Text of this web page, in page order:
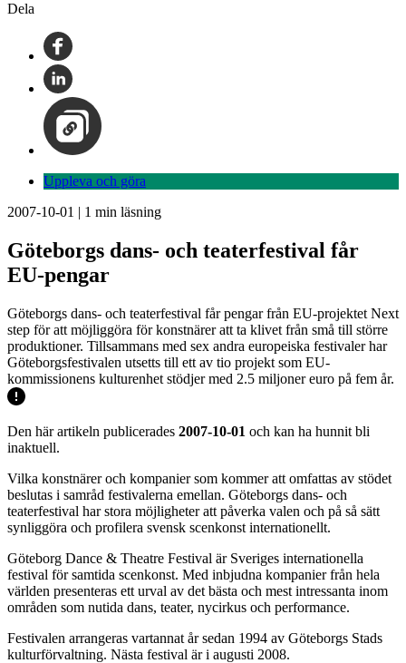
Dela
Uppleva och göra
2007-10-01 | 1 min läsning
Göteborgs dans- och teaterfestival får
EU-pengar
Göteborgs dans- och teaterfestival får pengar från EU-projektet Next
step för att möjliggöra för konstnärer att ta klivet från små till större
produktioner. Tillsammans med sex andra europeiska festivaler har
Göteborgsfestivalen utsetts till ett av tio projekt som EU-
kommissionens kulturenhet stödjer med 2.5 miljoner euro på fem år.
Den här artikeln publicerades 2007-10-01 och kan ha hunnit bli
inaktuell.
Vilka konstnärer och kompanier som kommer att omfattas av stödet
beslutas i samråd festivalerna emellan. Göteborgs dans- och
teaterfestival har stora möjligheter att påverka valen och på så sätt
synliggöra och profilera svensk scenkonst internationellt.
Göteborg Dance & Theatre Festival är Sveriges internationella
festival för samtida scenkonst. Med inbjudna kompanier från hela
världen presenteras ett urval av det bästa och mest intressanta inom
områden som nutida dans, teater, nycirkus och performance.
Festivalen arrangeras vartannat år sedan 1994 av Göteborgs Stads
kulturförvaltning. Nästa festival är i augusti 2008.